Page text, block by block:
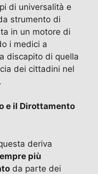
di universalità e
strumento di
in un motore di
i medici a
discapito di quella
dei cittadini nel
e il Dirottamento
deriva
più
da parte dei